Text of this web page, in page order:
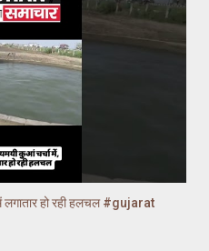
लगातार हो रही हलचल #gujarat